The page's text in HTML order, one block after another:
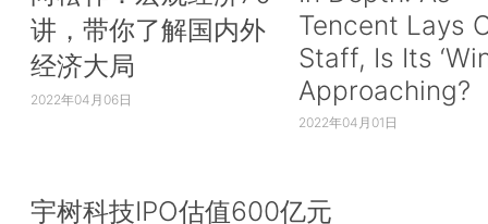
讲，带你了解国内外
经济大局
2022年04月06日
Tencent Lays
Staff, Is Its
Approaching?
2022年04月01日
宇树科技IPO估值600亿元